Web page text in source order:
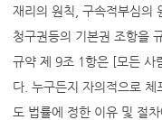
재리의 원칙, 구속적부심의
청구권등의 기본권 조항을
규약 제 9조 1항은 [모든 사
다. 누구든지 자의적으로
도 법률에 정한 이유 및 절